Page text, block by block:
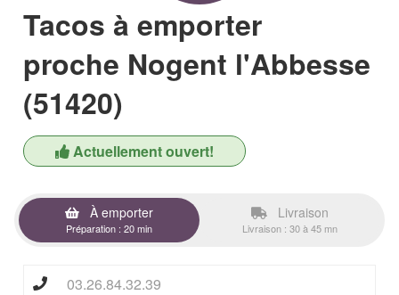
Tacos à emporter
proche Nogent l'Abbesse
(51420)
Actuellement ouvert!
À emporter
Préparation : 20 min
Livraison
Livraison : 30 à 45 mn
03.26.84.32.39